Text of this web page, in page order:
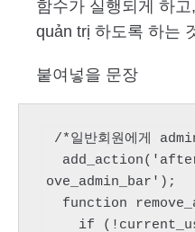
함수가 실행되게 하
quản trị 하도록 하는
붙여넣을 문장
/*일반회원에게
ove_admin_bar');
function
if